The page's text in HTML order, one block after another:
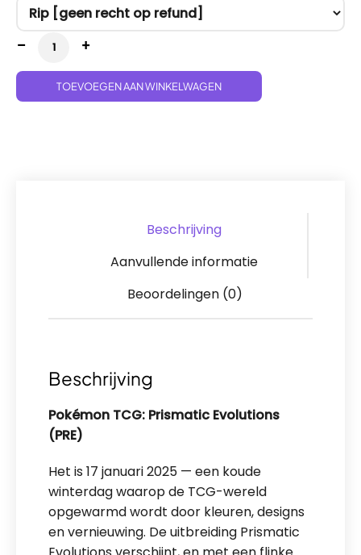
Prismatic Evolutions Tech Sticker Collection
TOEVOEGEN AAN WINKELWAGEN
Beschrijving
Aanvullende informatie
Beoordelingen (0)
Beschrijving
Pokémon TCG: Prismatic Evolutions
(PRE)
Het is 17 januari 2025 — een koude
winterdag waarop de TCG-wereld
opgewarmd wordt door kleuren, designs
en vernieuwing. De uitbreiding Prismatic